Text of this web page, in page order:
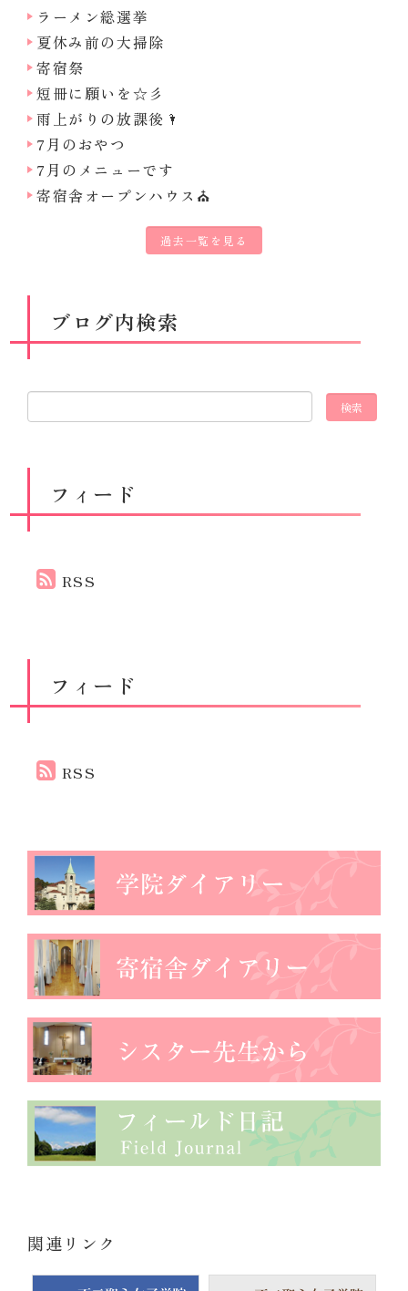
ラーメン総選挙
夏休み前の大掃除
寄宿祭
短冊に願いを☆彡
雨上がりの放課後🌂
7月のおやつ
7月のメニューです
寄宿舎オープンハウス⛪
過去一覧を見る
ブログ内検索
フィード
RSS
フィード
RSS
関連リンク